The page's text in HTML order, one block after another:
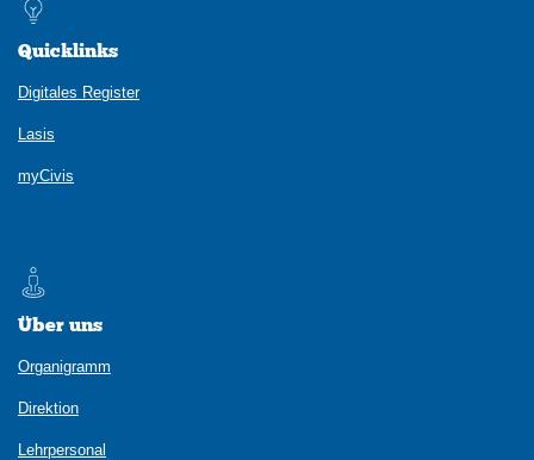
Quicklinks
Digitales Register
Lasis
myCivis
Über uns
Organigramm
Direktion
Lehrpersonal